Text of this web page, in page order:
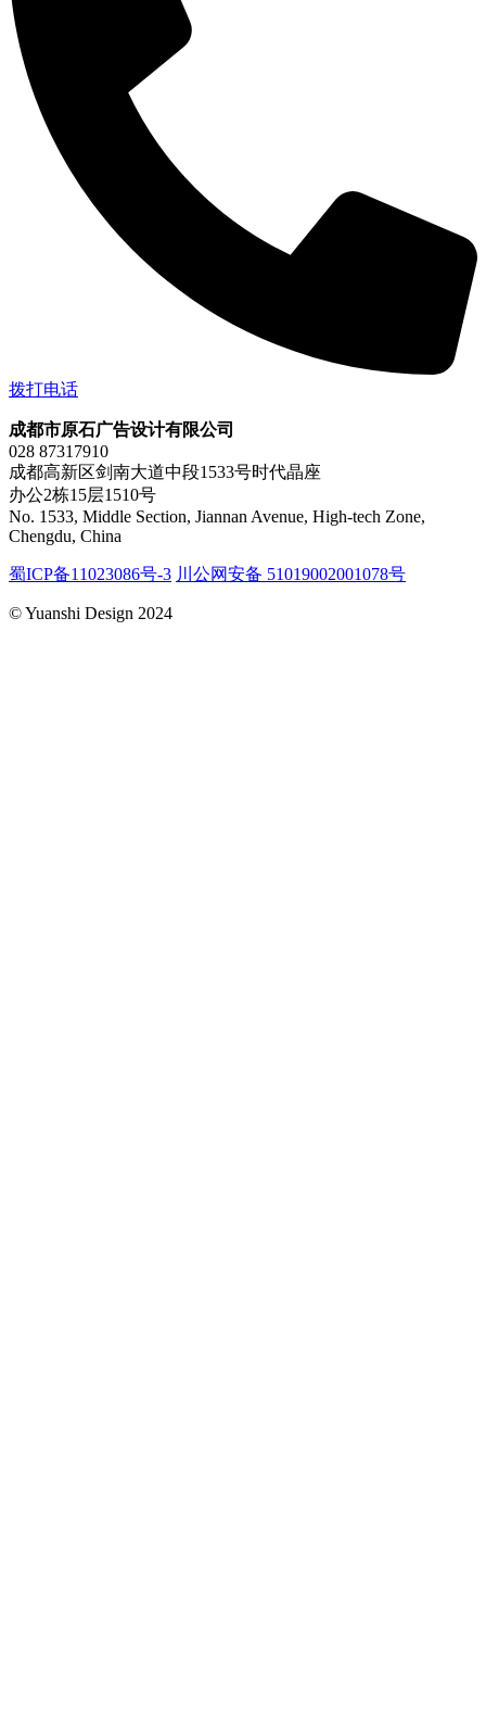
拨打电话
成都市原石广告设计有限公司
028 87317910
成都高新区剑南大道中段1533号时代晶座
办公2栋15层1510号
No. 1533, Middle Section, Jiannan Avenue, High-tech Zone,
Chengdu, China
蜀ICP备11023086号-3 川公网安备 51019002001078号
© Yuanshi Design 2024